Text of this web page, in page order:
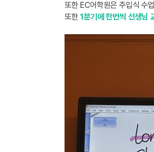
또한 EC어학원은 주입식 수
또한 1분기에 한번씩 선생님